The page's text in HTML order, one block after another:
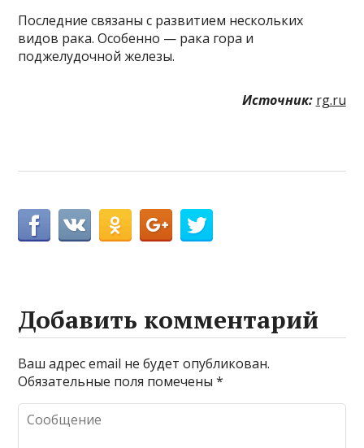
Последние связаны с развитием нескольких
видов рака. Особенно — рака гора и
поджелудочной железы.
Источник: rg.ru
Добавить комментарий
Ваш адрес email не будет опубликован.
Обязательные поля помечены*